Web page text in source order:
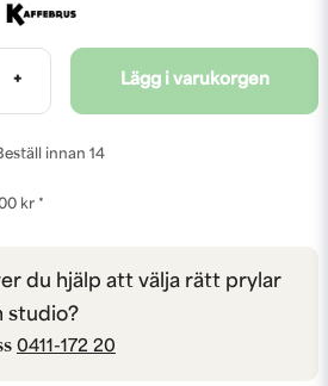
+ Lägg i varukorgen
innan 14
kr *
du hjälp att välja rätt prylar
studio?
0411-172 20